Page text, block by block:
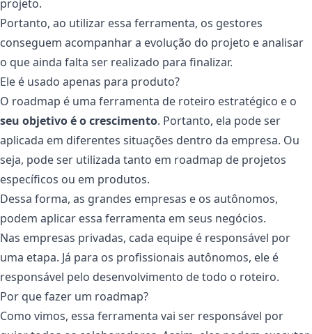
projeto.
Portanto, ao utilizar essa ferramenta, os gestores
conseguem acompanhar a evolução do projeto e analisar
o que ainda falta ser realizado para finalizar.
Ele é usado apenas para produto?
O roadmap é uma ferramenta de roteiro estratégico e o
seu objetivo é o crescimento. Portanto, ela pode ser
aplicada em diferentes situações dentro da empresa. Ou
seja, pode ser utilizada tanto em roadmap de projetos
específicos ou em produtos.
Dessa forma, as grandes empresas e os autônomos,
podem aplicar essa ferramenta em seus negócios.
Nas empresas privadas, cada equipe é responsável por
uma etapa. Já para os profissionais autônomos, ele é
responsável pelo desenvolvimento de todo o roteiro.
Por que fazer um roadmap?
Como vimos, essa ferramenta vai ser responsável por